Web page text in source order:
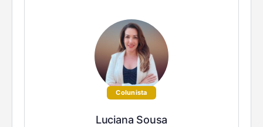
Colunista
Luciana Sousa